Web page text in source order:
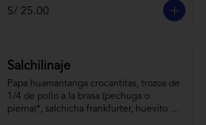
S/ 25.00
Salchilinaje
Papa huamantanga crocantitas, trozos de
1/4 de pollo a la brasa (pechuga o
pierna)*, salchicha frankfurter, huevito